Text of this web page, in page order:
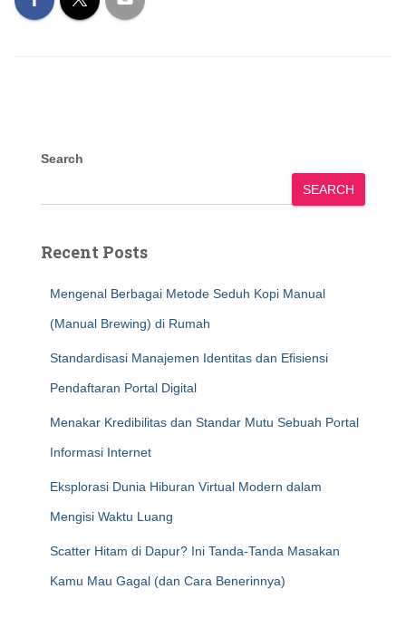
Search
SEARCH
Recent Posts
Mengenal Berbagai Metode Seduh Kopi Manual
(Manual Brewing) di Rumah
Standardisasi Manajemen Identitas dan Efisiensi
Pendaftaran Portal Digital
Menakar Kredibilitas dan Standar Mutu Sebuah Portal
Informasi Internet
Eksplorasi Dunia Hiburan Virtual Modern dalam
Mengisi Waktu Luang
Scatter Hitam di Dapur? Ini Tanda-Tanda Masakan
Kamu Mau Gagal (dan Cara Benerinnya)